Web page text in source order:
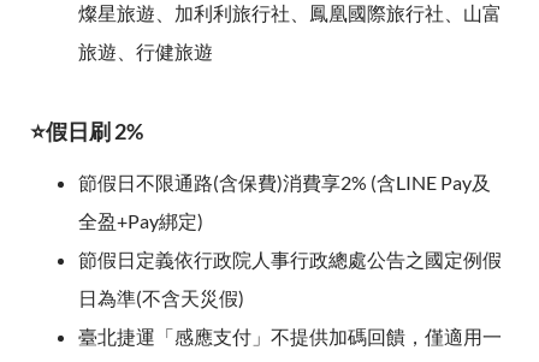
燦星旅遊、加利利旅行社、鳳凰國際旅行社、山富
旅遊、行健旅遊
⭐假日刷 2%
節假日不限通路(含保費)消費享2% (含LINE Pay及
全盈+Pay綁定)
節假日定義依行政院人事行政總處公告之國定例假
日為準(不含天災假)
臺北捷運「感應支付」不提供加碼回饋，僅適用一